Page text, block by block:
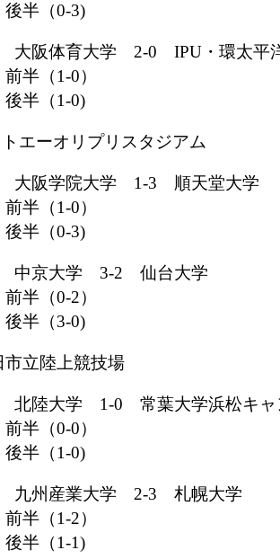
（0-3)
大阪体育大学 2-0 IPU・環太平
（1-0）
（1-0)
エーオリプリスタジアム
大阪学院大学 1-3 順天堂大学
（1-0）
（0-3)
中京大学 3-2 仙台大学
（0-2）
（3-0)
立陸上競技場
北陸大学 1-0 常葉大学浜松キャ
（0-0）
（1-0)
九州産業大学 2-3 札幌大学
（1-2）
（1-1)